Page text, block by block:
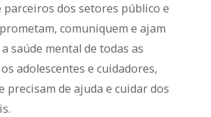
parceiros dos setores público e
comuniquem e ajam
saúde mental de todas as
adolescentes e cuidadores,
precisam de ajuda e cuidar dos